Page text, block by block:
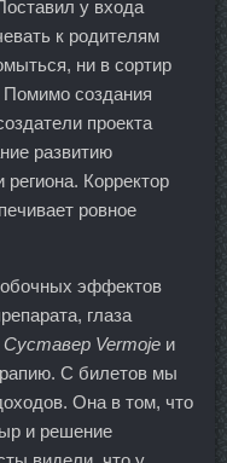
у входа
к родителям
ни в сортир
Помимо создания
проекта
развитию
Корректор
ровное
эффектов
глаза
Суставер Vermoje и
С билетов мы
Она в том, что
и решение